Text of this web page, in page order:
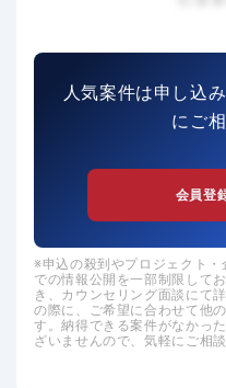
人気案件は申し込
にご
会員登
申込の殺到やプロジェクト
での情報公開を一部制限して
き、カウンセリング面談にて
の際に、ご希望に合わせて他
す。納得できる案件がなかっ
ざいませんので、気軽にご相談